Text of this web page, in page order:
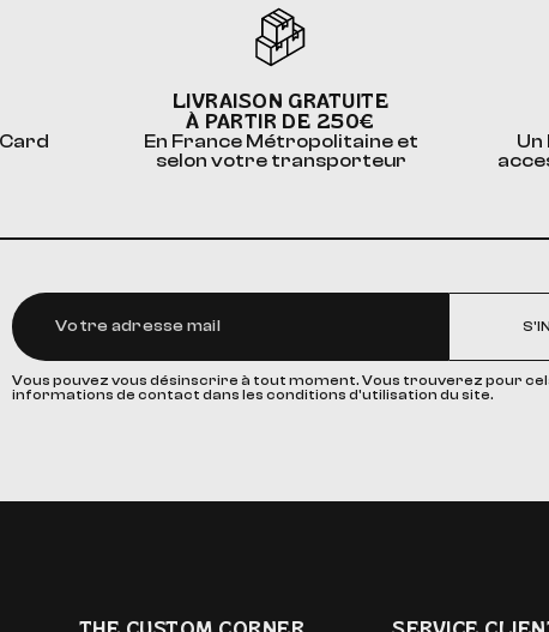
LIVRAISON GRATUITE
À PARTIR DE 250€
En France Métropolitaine et
selon votre transporteur
Vous pouvez vous désinscrire à tout moment. Vous trouverez pour
informations de contact dans les conditions d'utilisation du site.